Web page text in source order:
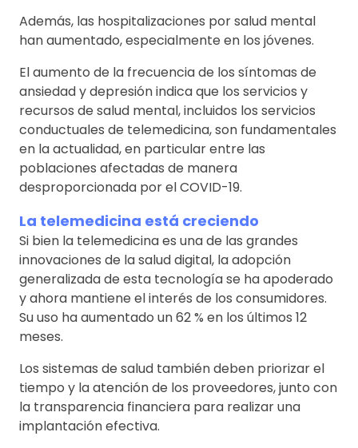
Además, las hospitalizaciones por salud mental
han aumentado, especialmente en los jóvenes.
El aumento de la frecuencia de los síntomas de
ansiedad y depresión indica que los servicios y
recursos de salud mental, incluidos los servicios
conductuales de telemedicina, son fundamentales
en la actualidad, en particular entre las
poblaciones afectadas de manera
desproporcionada por el COVID-19.
La telemedicina está creciendo
Si bien la telemedicina es una de las grandes
innovaciones de la salud digital, la adopción
generalizada de esta tecnología se ha apoderado
y ahora mantiene el interés de los consumidores.
Su uso ha aumentado un 62 % en los últimos 12
meses.
Los sistemas de salud también deben priorizar el
tiempo y la atención de los proveedores, junto con
la transparencia financiera para realizar una
implantación efectiva.